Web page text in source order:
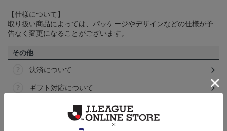
【仕様について】
取り扱い商品によっては、パッケージやデザインなどの仕様が予
告なく変更になることがございます。
その他
決済について
ギフト対応について